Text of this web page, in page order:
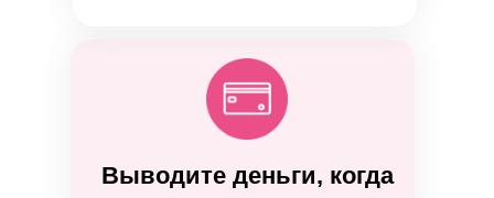
Выводите деньги, когда